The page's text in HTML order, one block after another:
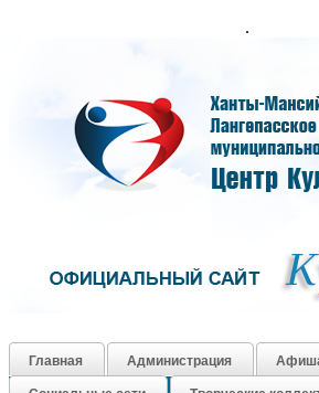
.
Главная Администрация